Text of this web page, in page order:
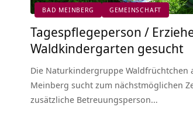
BAD MEINBERG GEMEINSCHAFT
Tagespflegeperson /
Waldkindergarten gesucht
Die Naturkindergruppe Waldfrüchtchen
Meinberg sucht zum nächstmöglichen
zusätzliche Betreuungsperson…